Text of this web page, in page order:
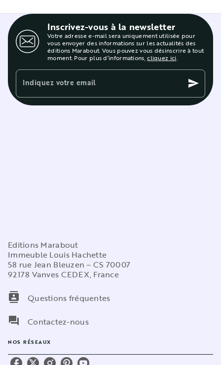
Inscrivez-vous à la newsletter
Votre adresse e-mail sera uniquement utilisée pour
vous envoyer des informations sur les actualités des
éditions Marabout. Vous pouvez vous désinscrire à tout
moment. Pour plus d’informations,cliquez ici.
Indiquez votre email send
Editions Marabout
Immeuble Louis Hachette
58 rue Jean Bleuzen – CS 70007
92178 Vanves CEDEX, France
contacts
Questions fréquentes
question_answer
Contactez-nous
NOS RÉSEAUX